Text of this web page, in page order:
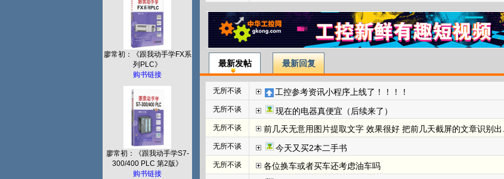
廖常初：《跟我动手学FX系
列PLC》
购书链接
廖常初：《跟我动手学S7-
300/400 PLC 第2版》
购书链接
最新发帖 最新回复
无所不谈 工控参考资讯小程序上线了！！！！
无所不谈 现在的电器真便宜（后续来了）
无所不谈 前几天无意用图片提取文字 效果很好 把前几天截屏的文章识别出来了
无所不谈 今天又买2本二手书
无所不谈 各位换车或者买车还考虑油车吗